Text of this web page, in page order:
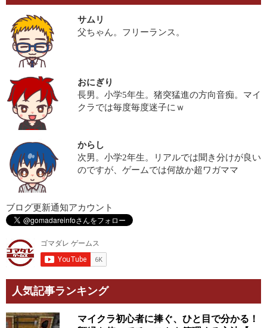
サムリ
父ちゃん。フリーランス。
おにぎり
長男。小学5年生。猪突猛進の方向音痴。マイ
クラでは毎度毎度迷子にｗ
からし
次男。小学2年生。リアルでは聞き分けが良い
のですが、ゲームでは何故か超ワガママ
ブログ更新通知アカウント
人気記事ランキング
マイクラ初心者に捧ぐ、ひと目で分かる！